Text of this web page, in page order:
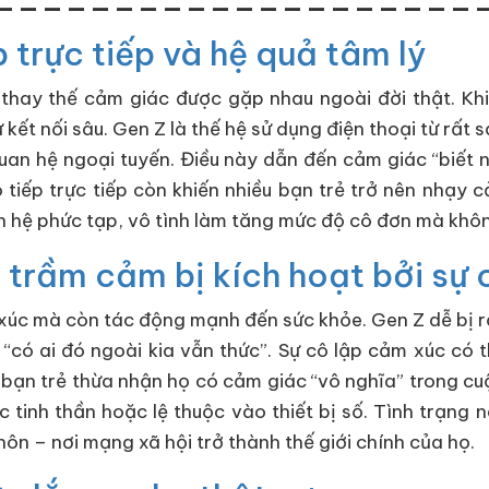
trực tiếp và hệ quả tâm lý
thế cảm giác được gặp nhau ngoài đời thật.
nối sâu. Gen Z là thế hệ sử dụng điện thoại từ rất
hệ ngoại tuyến. Điều này dẫn đến cảm giác “biết
tiếp trực tiếp còn khiến nhiều bạn trẻ trở nên nhạy
phức tạp, vô tình làm tăng mức độ cô đơn mà
trầm cảm bị kích hoạt bởi sự
mà còn tác động mạnh đến sức khỏe. Gen Z dễ
ai đó ngoài kia vẫn thức”. Sự cô lập cảm xúc
trẻ thừa nhận họ có cảm giác “vô nghĩa” trong
tinh thần hoặc lệ thuộc vào thiết bị số. Tình trạng
– nơi mạng xã hội trở thành thế giới chính của họ.